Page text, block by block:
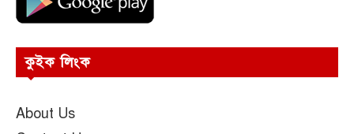
কুইক লিংক
About Us